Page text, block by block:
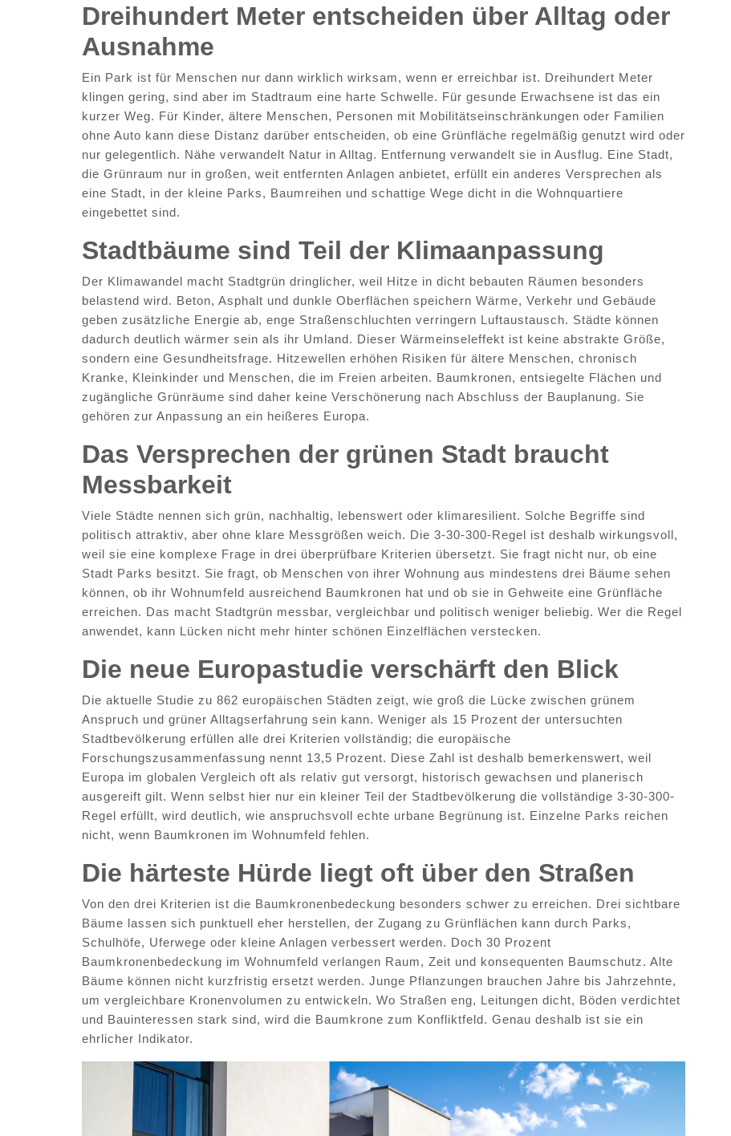
Dreihundert Meter entscheiden über Alltag oder
Ausnahme
Ein Park ist für Menschen nur dann wirklich wirksam, wenn er erreichbar ist. Dreihundert Meter
klingen gering, sind aber im Stadtraum eine harte Schwelle. Für gesunde Erwachsene ist das ein
kurzer Weg. Für Kinder, ältere Menschen, Personen mit Mobilitätseinschränkungen oder Familien
ohne Auto kann diese Distanz darüber entscheiden, ob eine Grünfläche regelmäßig genutzt wird oder
nur gelegentlich. Nähe verwandelt Natur in Alltag. Entfernung verwandelt sie in Ausflug. Eine Stadt,
die Grünraum nur in großen, weit entfernten Anlagen anbietet, erfüllt ein anderes Versprechen als
eine Stadt, in der kleine Parks, Baumreihen und schattige Wege dicht in die Wohnquartiere
eingebettet sind.
Stadtbäume sind Teil der Klimaanpassung
Der Klimawandel macht Stadtgrün dringlicher, weil Hitze in dicht bebauten Räumen besonders
belastend wird. Beton, Asphalt und dunkle Oberflächen speichern Wärme, Verkehr und Gebäude
geben zusätzliche Energie ab, enge Straßenschluchten verringern Luftaustausch. Städte können
dadurch deutlich wärmer sein als ihr Umland. Dieser Wärmeinseleffekt ist keine abstrakte Größe,
sondern eine Gesundheitsfrage. Hitzewellen erhöhen Risiken für ältere Menschen, chronisch
Kranke, Kleinkinder und Menschen, die im Freien arbeiten. Baumkronen, entsiegelte Flächen und
zugängliche Grünräume sind daher keine Verschönerung nach Abschluss der Bauplanung. Sie
gehören zur Anpassung an ein heißeres Europa.
Das Versprechen der grünen Stadt braucht
Messbarkeit
Viele Städte nennen sich grün, nachhaltig, lebenswert oder klimaresilient. Solche Begriffe sind
politisch attraktiv, aber ohne klare Messgrößen weich. Die 3-30-300-Regel ist deshalb wirkungsvoll,
weil sie eine komplexe Frage in drei überprüfbare Kriterien übersetzt. Sie fragt nicht nur, ob eine
Stadt Parks besitzt. Sie fragt, ob Menschen von ihrer Wohnung aus mindestens drei Bäume sehen
können, ob ihr Wohnumfeld ausreichend Baumkronen hat und ob sie in Gehweite eine Grünfläche
erreichen. Das macht Stadtgrün messbar, vergleichbar und politisch weniger beliebig. Wer die Regel
anwendet, kann Lücken nicht mehr hinter schönen Einzelflächen verstecken.
Die neue Europastudie verschärft den Blick
Die aktuelle Studie zu 862 europäischen Städten zeigt, wie groß die Lücke zwischen grünem
Anspruch und grüner Alltagserfahrung sein kann. Weniger als 15 Prozent der untersuchten
Stadtbevölkerung erfüllen alle drei Kriterien vollständig; die europäische
Forschungszusammenfassung nennt 13,5 Prozent. Diese Zahl ist deshalb bemerkenswert, weil
Europa im globalen Vergleich oft als relativ gut versorgt, historisch gewachsen und planerisch
ausgereift gilt. Wenn selbst hier nur ein kleiner Teil der Stadtbevölkerung die vollständige 3-30-300-
Regel erfüllt, wird deutlich, wie anspruchsvoll echte urbane Begrünung ist. Einzelne Parks reichen
nicht, wenn Baumkronen im Wohnumfeld fehlen.
Die härteste Hürde liegt oft über den Straßen
Von den drei Kriterien ist die Baumkronenbedeckung besonders schwer zu erreichen. Drei sichtbare
Bäume lassen sich punktuell eher herstellen, der Zugang zu Grünflächen kann durch Parks,
Schulhöfe, Uferwege oder kleine Anlagen verbessert werden. Doch 30 Prozent
Baumkronenbedeckung im Wohnumfeld verlangen Raum, Zeit und konsequenten Baumschutz. Alte
Bäume können nicht kurzfristig ersetzt werden. Junge Pflanzungen brauchen Jahre bis Jahrzehnte,
um vergleichbare Kronenvolumen zu entwickeln. Wo Straßen eng, Leitungen dicht, Böden verdichtet
und Bauinteressen stark sind, wird die Baumkrone zum Konfliktfeld. Genau deshalb ist sie ein
ehrlicher Indikator.